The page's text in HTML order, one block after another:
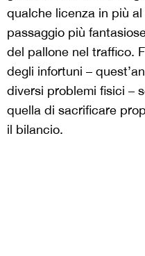
qualche licenza in più
passaggio più
del pallone nel traffico.
degli infortuni –
diversi problemi fisici –
quella di sacrificare
il bilancio.